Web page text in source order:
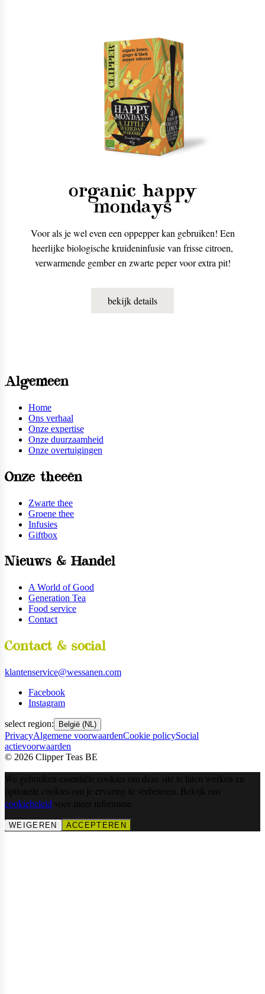
organic happy
mondays
Voor als je wel even een oppepper kan gebruiken! Een
heerlijke biologische kruideninfusie van frisse citroen,
verwarmende gember en zwarte peper voor extra pit!
bekijk details
Algemeen
Home
Ons verhaal
Onze expertise
Onze duurzaamheid
Onze overtuigingen
Onze theeën
Zwarte thee
Groene thee
Infusies
Giftbox
Nieuws & Handel
A World of Good
Generation Tea
Food service
Contact
Contact & social
klantenservice@wessanen.com
Facebook
Instagram
select region: België (NL)
PrivacyAlgemene voorwaardenCookie policySocial
actievoorwaarden
© 2026 Clipper Teas BE
We gebruiken essentiële cookies om deze site te laten werken en
optionele cookies om je ervaring te verbeteren. Bekijk ons
cookiebeleid voor meer informatie.
WEIGEREN ACCEPTEREN